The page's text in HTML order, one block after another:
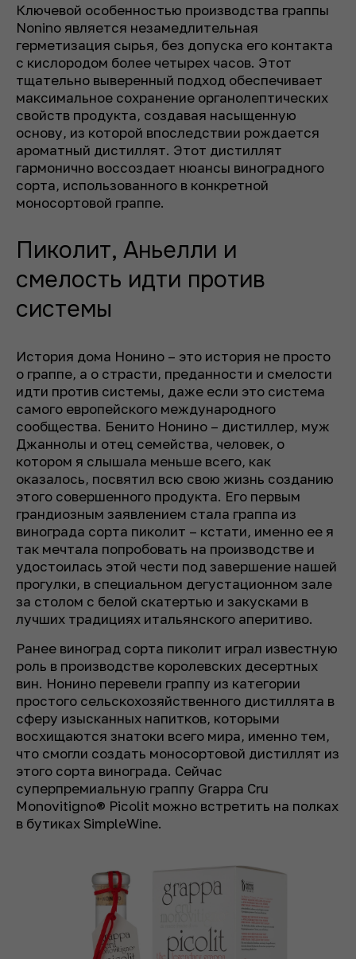
Ключевой особенностью производства граппы
Nonino является незамедлительная
герметизация сырья, без допуска его контакта
с кислородом более четырех часов. Этот
тщательно выверенный подход обеспечивает
максимальное сохранение органолептических
свойств продукта, создавая насыщенную
основу, из которой впоследствии рождается
ароматный дистиллят. Этот дистиллят
гармонично воссоздает нюансы виноградного
сорта, использованного в конкретной
моносортовой граппе.
Пиколит, Аньелли и
смелость идти против
системы
История дома Нонино – это история не просто
о граппе, а о страсти, преданности и смелости
идти против системы, даже если это система
самого европейского международного
сообщества. Бенито Нонино – дистиллер, муж
Джаннолы и отец семейства, человек, о
котором я слышала меньше всего, как
оказалось, посвятил всю свою жизнь созданию
этого совершенного продукта. Его первым
грандиозным заявлением стала граппа из
винограда сорта пиколит – кстати, именно ее я
так мечтала попробовать на производстве и
удостоилась этой чести под завершение нашей
прогулки, в специальном дегустационном зале
за столом с белой скатертью и закусками в
лучших традициях итальянского аперитиво.
Ранее виноград сорта пиколит играл известную
роль в производстве королевских десертных
вин. Нонино перевели граппу из категории
простого сельскохозяйственного дистиллята в
сферу изысканных напитков, которыми
восхищаются знатоки всего мира, именно тем,
что смогли создать моносортовой дистиллят из
этого сорта винограда. Сейчас
суперпремиальную граппу Grappa Cru
Monovitigno® Picolit можно встретить на полках
в бутиках SimpleWine.